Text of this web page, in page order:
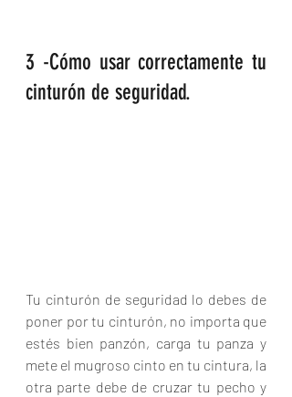
3 -Cómo usar correctamente tu
cinturón de seguridad.
Tu cinturón de seguridad lo debes de
poner por tu cinturón, no importa que
estés bien panzón, carga tu panza y
mete el mugroso cinto en tu cintura, la
otra parte debe de cruzar tu pecho y